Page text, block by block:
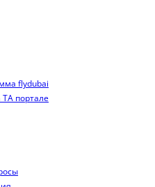
flydubai
портале